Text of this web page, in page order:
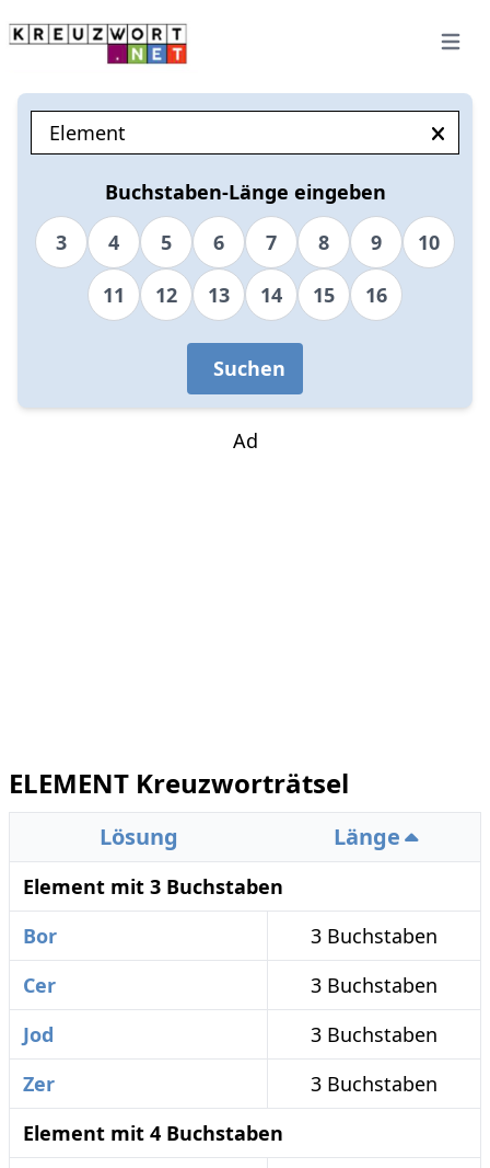
Open
Buchstaben-Länge eingeben
3
4 5 6 7 8 9
10
11
12 13 14 15 16
Suchen
Ad
ELEMENT Kreuzworträtsel
Lösung Länge
Element mit 3 Buchstaben
Bor
3 Buchstaben
Cer
3 Buchstaben
Jod
3 Buchstaben
Zer
3 Buchstaben
Element mit 4 Buchstaben